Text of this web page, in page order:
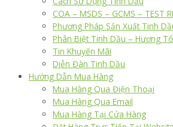
COA – MSDS – GCMS – TEST
Phương Pháp Sản Xuất Tinh
Phân Biệt Tinh Dầu – Hương
Tin Khuyến Mãi
Diễn Đàn Tinh Dầu
Hướng Dẫn Mua Hàng
Mua Hàng Qua Điện Thoại
Mua Hàng Qua Email
Mua Hàng Tại Cửa Hàng